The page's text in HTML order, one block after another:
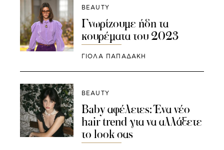
BEAUTY
Γνωρίζουμε ήδη τα
κουρέματα του 2023
ΓΙΌΛΑ ΠΑΠΑΔΆΚΗ
BEAUTY
Baby αφέλειες: Ένα νέο
hair trend για να αλλάξετε
το look σας